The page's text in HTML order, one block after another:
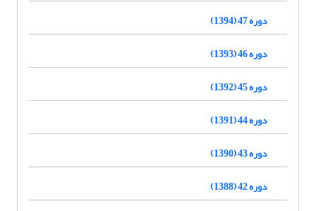
دوره 47 (1394)
دوره 46 (1393)
دوره 45 (1392)
دوره 44 (1391)
دوره 43 (1390)
دوره 42 (1388)